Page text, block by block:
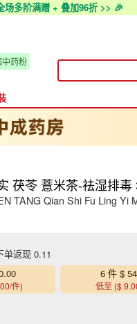
多阶满赠 + 叠加96折 >> 🎉
药粉
茯苓 薏米茶-祛湿排毒
TANG Qian Shi Fu Ling
单返现 0.11
件)
6 件 $
低至 ($